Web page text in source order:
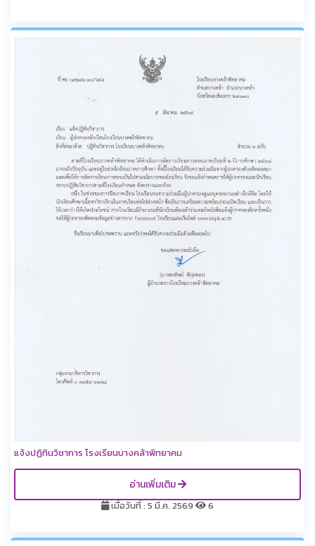
แจ้งปฏิทินวิชาการ โรงเรียนบางคล้าพิทยาคม
อ่านเพิ่มเติม
เมื่อวันที่ : 5 มี.ค. 2569 6